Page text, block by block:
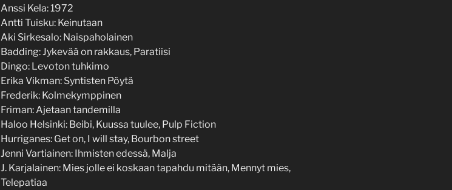
Anssi Kela: 1972
Antti Tuisku: Keinutaan
Aki Sirkesalo: Naispaholainen
Badding: Jykevää on rakkaus, Paratiisi
Dingo: Levoton tuhkimo
Erika Vikman: Syntisten Pöytä
Frederik: Kolmekymppinen
Friman: Ajetaan tandemilla
Haloo Helsinki: Beibi, Kuussa tuulee, Pulp Fiction
Hurriganes: Get on, I will stay, Bourbon street
Jenni Vartiainen: Ihmisten edessä, Malja
J. Karjalainen: Mies jolle ei koskaan tapahdu mitään, Mennyt mies,
Telepatiaa